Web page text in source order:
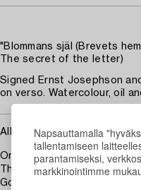
Napsauttamalla
tallentamiseen
parantamiseksi,
markkinointimme
"Blommans själ (Brevets
The secret of the letter)
Signed Ernst Josephson
on verso. Watercolour, oil
Alkuperä - Provenienssi
Originally in the collection
The collection of Managing
Gothenburg.